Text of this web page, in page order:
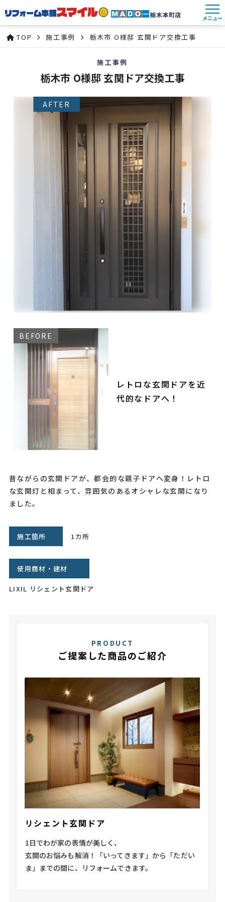
メニュー
TOP 施工事例 栃木市 O様邸 玄関ドア交換工事
施工事例
栃木市 O様邸 玄関ドア交換工事
レトロな玄関ドアを近
代的なドアへ！
昔ながらの玄関ドアが、都会的な親子ドアへ変身！レトロ
な玄関灯と相まって、雰囲気のあるオシャレな玄関になり
ました。
施工箇所 1カ所
使用商材・建材
LIXIL リシェント玄関ドア
PRODUCT
ご提案した商品のご紹介
リシェント玄関ドア
1日でわが家の表情が美しく、
玄関のお悩みも解消！「いってきます」から「ただい
ま」までの間に、リフォームできます。